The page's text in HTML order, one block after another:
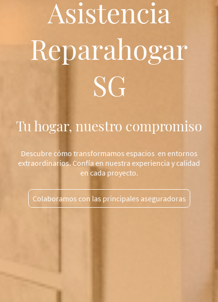
Asistencia
Reparahogar
SG
Tu hogar, nuestro compromiso
Descubre cómo transformamos espacios en entornos
extraordinarios. Confía en nuestra experiencia y calidad
en cada proyecto.
Colaboramos con las principales aseguradoras